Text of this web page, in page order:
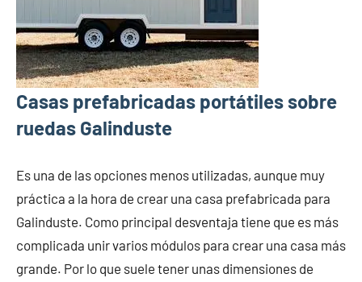
Casas prefabricadas portátiles sobre
ruedas Galinduste
Es una de las opciones menos utilizadas, aunque muy
práctica a la hora de crear una casa prefabricada para
Galinduste. Como principal desventaja tiene que es más
complicada unir varios módulos para crear una casa más
grande. Por lo que suele tener unas dimensiones de